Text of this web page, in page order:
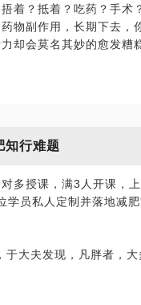
体成分分析仪”帮你检
受美食，还经常组队
的太少！真正的吃货，
着？抵着？吃药？手术
物副作用，长期下去，
却会莫名其妙的愈发
我修复能力，只要给它
理其功能，重建其平
过度疲劳、久坐等。如
气色差、手足寒冷、大
者已经诊断了下列疾病
实践证明，本话题方案
你：以胃肠道为切入点
知行难题
多授课，满3人开课，
员私人定制并落地减
大夫发现，凡胖者，大
油爱肉的基因传于现世！